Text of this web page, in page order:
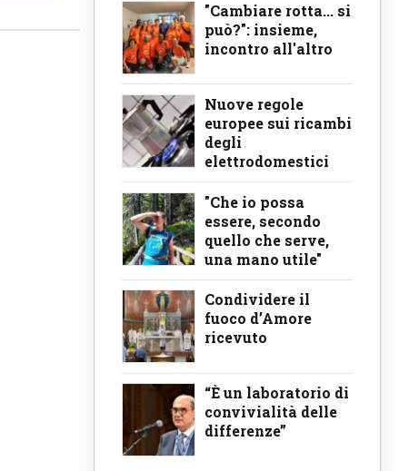
"Cambiare rotta... si
può?": insieme,
incontro all'altro
Nuove regole
europee sui ricambi
degli
elettrodomestici
"Che io possa
essere, secondo
quello che serve,
una mano utile"
Condividere il
fuoco d’Amore
ricevuto
“È un laboratorio di
convivialità delle
differenze”